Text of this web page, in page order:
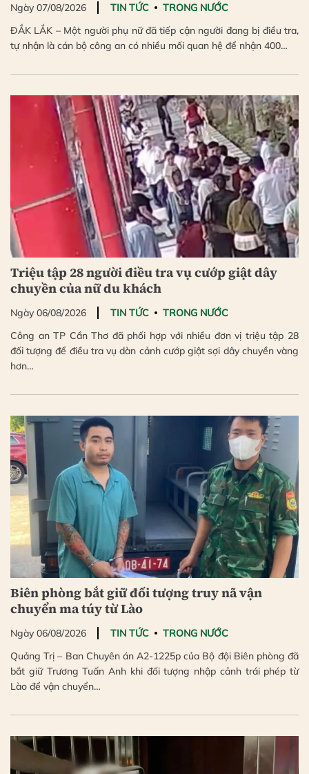
Ngày 07/08/2026 TIN TỨC
TRONG NƯỚC
ĐẮK LẮK – Một người phụ nữ đã tiếp cận người đang bị điều tra,
tự nhận là cán bộ công an có nhiều mối quan hệ để nhận 400…
Triệu tập 28 người điều tra vụ cướp giật dây
chuyền của nữ du khách
Ngày 06/08/2026 TIN TỨC
TRONG NƯỚC
Công an TP Cần Thơ đã phối hợp với nhiều đơn vị triệu tập 28
đối tượng để điều tra vụ dàn cảnh cướp giật sợi dây chuyền vàng
hơn…
Biên phòng bắt giữ đối tượng truy nã vận
chuyển ma túy từ Lào
Ngày 06/08/2026 TIN TỨC
TRONG NƯỚC
Quảng Trị – Ban Chuyên án A2-1225p của Bộ đội Biên phòng đã
bắt giữ Trương Tuấn Anh khi đối tượng nhập cảnh trái phép từ
Lào để vận chuyển…